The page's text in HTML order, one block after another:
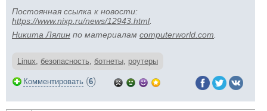
Постоянная ссылка к новости:
https://www.nixp.ru/news/12943.html.
Никита Лялин по материалам computerworld.com
Linux, безопасность, ботнеты, роутеры
Комментировать (6)